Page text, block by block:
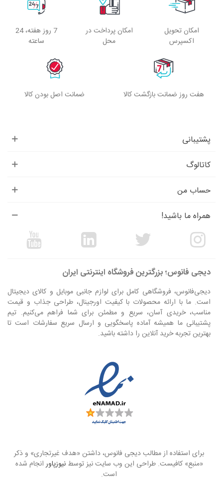
امکان تحویل
اکسپرس
امکان پرداخت در
محل
7 روز هفته، 24
ساعته
هفت روز ضمانت بازگشت کالا ضمانت اصل بودن کالا
پشتیبانی
کاتالوگ
حساب من
همراه ما باشید!
دیجی فانوس؛ بزرگترین فروشگاه اینترنتی ایران
دیجی‌فانوس، فروشگاهی کامل برای لوازم جانبی موبایل و کالای دیجیتال
است. ما با ارائه محصولات با کیفیت اورجینال، طراحی جذاب و قیمت
مناسب، خریدی آسان، سریع و مطمئن برای شما فراهم می‌کنیم. تیم
پشتیبانی ما همیشه آماده پاسخگویی و ارسال سریع سفارشات است تا
بهترین تجربه خرید آنلاین را داشته باشید.
برای استفاده از مطالب دیجی فانوس، داشتن «هدف غیرتجاری» و ذکر
«منبع» کافیست. طراحی این وب سایت نیز توسطنیوزپاور انجام شده
است.